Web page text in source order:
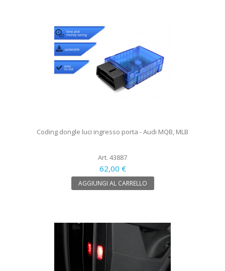
Coding dongle luci ingresso porta - Audi MQB, MLB
Art. 43887
62,00 €
AGGIUNGI AL CARRELLO